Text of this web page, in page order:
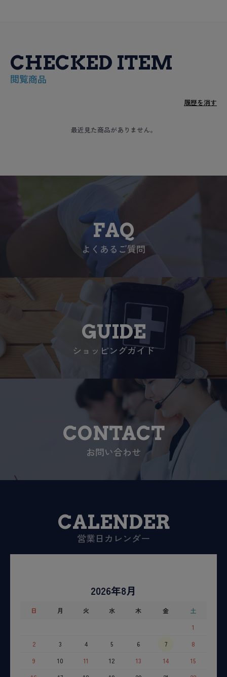
CHECKED ITEM
閲覧商品
履歴を消す
最近見た商品がありません。
FAQ
よくあるご質問
GUIDE
ショッピングガイド
CONTACT
お問い合わせ
CALENDER
営業日カレンダー
2026年8月
日 月 火 水 木 金
土
1
2
3 4 5 6 7
8
9
10 11 12 13 14
15